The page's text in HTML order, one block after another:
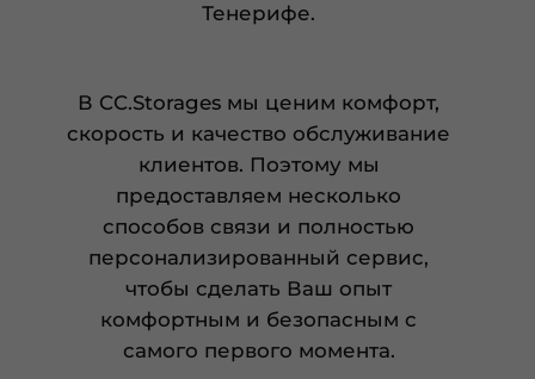
Тенерифе.
В CC.Storages мы ценим комфорт,
скорость и качество обслуживание
клиентов. Поэтому мы
предоставляем несколько
способов связи и полностью
персонализированный сервис,
чтобы сделать Ваш опыт
комфортным и безопасным с
самого первого момента.